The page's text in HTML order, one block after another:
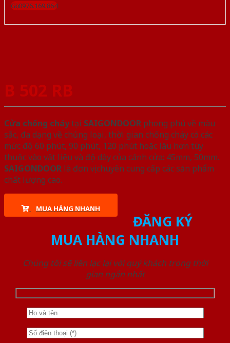
Gọi 0976.169.864
B 502 RB
Cửa chống cháytại SAIGONDOOR phong phú về màu
sắc, đa dạng về chủng loại, thời gian chống cháy có các
mức độ 60 phút, 90 phút, 120 phút hoặc lâu hơn tùy
thuộc vào vật liệu và độ dày của cánh cửa: 45mm, 50mm.
SAIGONDOOR là đơn vị chuyên cung cấp các sản phẩm
chất lượng cao.
MUA HÀNG NHANH
ĐĂNG KÝ
MUA HÀNG NHANH
Chúng tôi sẽ liên lạc lại với quý khách trong thời
gian ngắn nhất